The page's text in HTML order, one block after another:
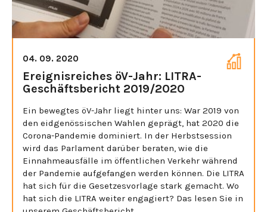
04. 09. 2020
Ereignisreiches öV-Jahr: LITRA-
Geschäftsbericht 2019/2020
Ein bewegtes öV-Jahr liegt hinter uns: War 2019 von
den eidgenössischen Wahlen geprägt, hat 2020 die
Corona-Pandemie dominiert. In der Herbstsession
wird das Parlament darüber beraten, wie die
Einnahmeausfälle im öffentlichen Verkehr während
der Pandemie aufgefangen werden können. Die LITRA
hat sich für die Gesetzesvorlage stark gemacht. Wo
hat sich die LITRA weiter engagiert? Das lesen Sie in